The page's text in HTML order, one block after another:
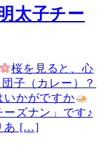
太子チー
桜を見ると、心
子（カレー）？
いかがですか
ズナン」です♪
あ […]